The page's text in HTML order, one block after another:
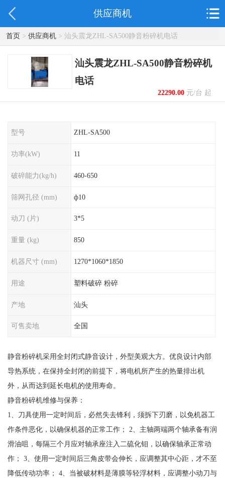
供应商机
首页> 供应商机> 汕头震龙ZHL-SA500静音粉碎机电话
汕头震龙ZHL-SA500静音粉碎机
电话
22290.00元/台 起
型号 ZHL-SA500
功率(kW) 11
破碎能力(kg/h) 460-650
筛网孔径 (mm) ф10
动刀 (片) 3*5
重量 (kg) 850
机器尺寸 (mm) 1270*1060*1850
用途 塑料破碎 粉碎
产地 汕头
可售卖地 全国
静音粉碎机采用全封闭式静音设计，外型美观大方。优良设计内部
导热系统，在保持全封闭的前提下，将电机所产生的热量排出机
外，从而达到延长电机的使用寿命。
静音粉碎机维修与保养：
1、刀具使用一定时间后，必然失去锋利，须拆下刃磨，以免机器工
作条件恶化，以确保机器的正常工作； 2、主轴两端两个轴承备有润
滑油咀，每隔三个月应对轴承座注入二硫化钼，以确保轴承正常动
作； 3、使用一定时间后三角皮带会伸长，应调整其中心距，才不至
降低传动功率； 4、当被破材料是薄膜等轻浮材料，应调整小动刀与